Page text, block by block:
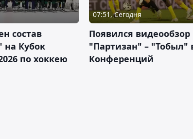
состав
на Кубок
по хоккею
07:51, Сегодня
Появился
"Партизан" – "Тобыл"
Конференций